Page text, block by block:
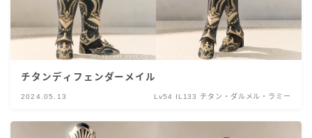
チタンディフェンダーメイル
2024.05.13 Lv54 IL133 チタン・ダルメル・ラミー